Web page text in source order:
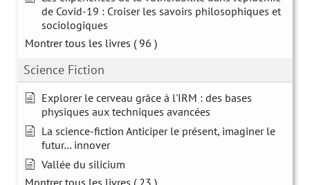
de Covid-19 : Croiser les savoirs philosophiques et
sociologiques
Montrer tous les livres ( 96 )
Science Fiction
Explorer le cerveau grâce à l'IRM : des bases
physiques aux techniques avancées
La science-fiction Anticiper le présent, imaginer le
futur… innover
Vallée du silicium
Montrer tous les livres ( 23 )